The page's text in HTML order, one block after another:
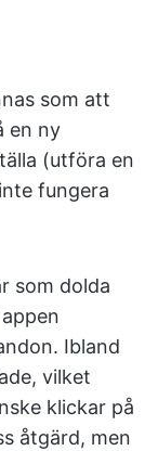
som att
en ny
(utföra en
fungera
som dolda
Ibland
vilket
klickar på
åtgärd, men